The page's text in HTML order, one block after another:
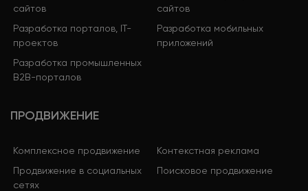
сайтов
сайтов
Разработка порталов, IT-
проектов
Разработка мобильных
приложений
Разработка промышленных
B2B-порталов
ПРОДВИЖЕНИЕ
Комплексное продвижение
Контекстная реклама
Продвижение в социальных
сетях
Поисковое продвижение